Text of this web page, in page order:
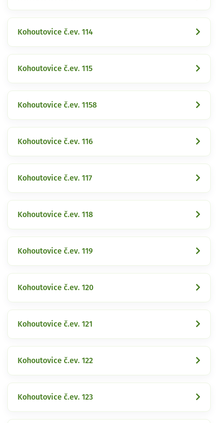
Kohoutovice č.ev. 114
Kohoutovice č.ev. 115
Kohoutovice č.ev. 1158
Kohoutovice č.ev. 116
Kohoutovice č.ev. 117
Kohoutovice č.ev. 118
Kohoutovice č.ev. 119
Kohoutovice č.ev. 120
Kohoutovice č.ev. 121
Kohoutovice č.ev. 122
Kohoutovice č.ev. 123